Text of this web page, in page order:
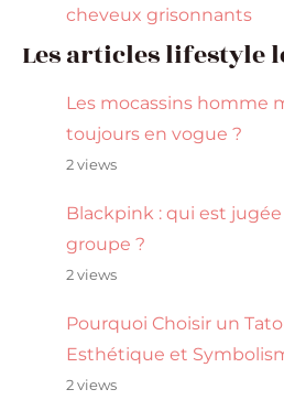
cheveux grisonnants
Les articles lifestyle
Les mocassins homme
toujours en vogue ?
2 views
Blackpink : qui est
groupe ?
2 views
Pourquoi Choisir un
Esthétique et
2 views